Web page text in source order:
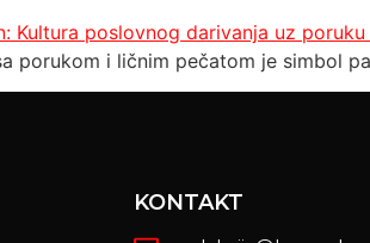
porukom i ličnim pečatom je simbol
KONTAKT